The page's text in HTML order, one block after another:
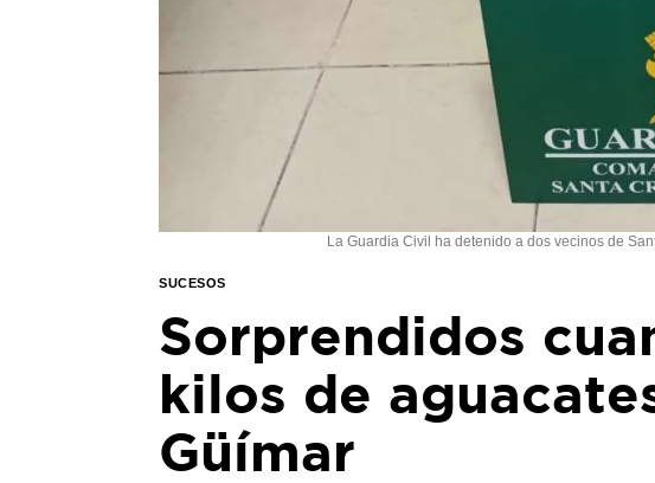
La Guardia Civil ha detenido a dos vecinos de
SUCESOS
Sorprendidos
kilos de
Güímar